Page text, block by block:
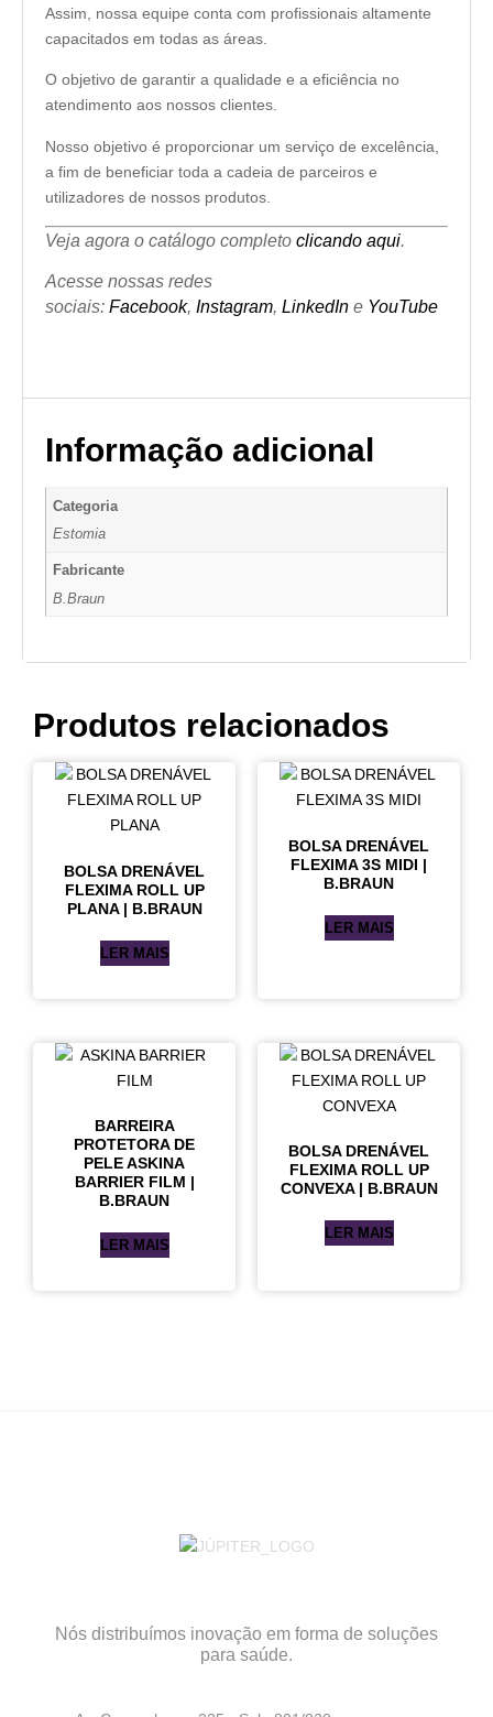
Assim, nossa equipe conta com profissionais altamente
capacitados em todas as áreas.
O objetivo de garantir a qualidade e a eficiência no
atendimento aos nossos clientes.
Nosso objetivo é proporcionar um serviço de excelência,
a fim de beneficiar toda a cadeia de parceiros e
utilizadores de nossos produtos.
Veja agora o catálogo completo clicando aqui.
Acesse nossas redes
sociais: Facebook, Instagram, LinkedIn e YouTube
Informação adicional
Categoria
Estomia
Fabricante
B.Braun
Produtos relacionados
BOLSA DRENÁVEL
FLEXIMA ROLL UP
PLANA | B.BRAUN
LER MAIS
BOLSA DRENÁVEL
FLEXIMA 3S MIDI |
B.BRAUN
LER MAIS
BARREIRA
PROTETORA DE
PELE ASKINA
BARRIER FILM |
B.BRAUN
LER MAIS
BOLSA DRENÁVEL
FLEXIMA ROLL UP
CONVEXA | B.BRAUN
LER MAIS
Nós distribuímos inovação em forma de soluções
para saúde.